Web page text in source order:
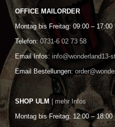
OFFICE MAILORDER
Montag bis Freitag: 09:00 – 17:00
Telefon: 0731-6 02 73 58
Email Infos: info@wonderland13-
Email Bestellungen:
SHOP ULM | mehr Infos
Montag bis Freitag: 12:00 – 18:00